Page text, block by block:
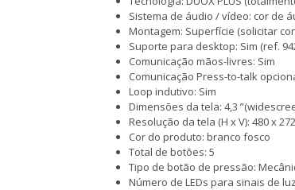
Sistema de áudio / vídeo: cor de
Montagem: Superfície (solicitar
Suporte para desktop: Sim (ref.
Comunicação mãos-livres: Sim
Comunicação Press-to-talk
Loop indutivo: Sim
Dimensões da tela: 4,3
Resolução da tela (H x V): 480 x 272
Cor do produto: branco fosco
Total de botões: 5
Tipo de botão de pressão:
Número de LEDs para sinais de